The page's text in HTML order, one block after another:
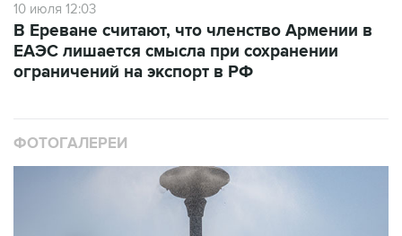
10 июля 12:03
В Ереване считают, что членство Армении в
ЕАЭС лишается смысла при сохранении
ограничений на экспорт в РФ
ФОТОГАЛЕРЕИ